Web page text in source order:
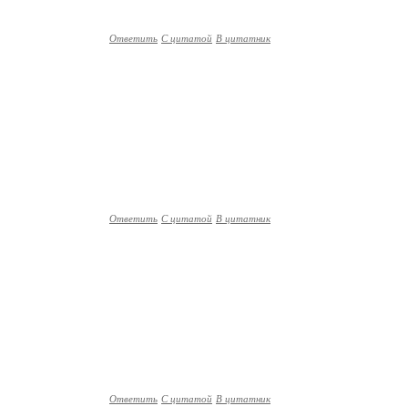
Ответить С цитатой В цитатник
Ответить С цитатой В цитатник
Ответить С цитатой В цитатник